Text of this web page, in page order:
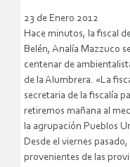
23 de Enero 2012
Hace minutos, la fiscal
Belén, Analía Mazzuco
centenar de
de la Alumbrera. «La
secretaria de la fiscalía
retiremos mañana al
la agrupación Pueblos
Desde el viernes
provenientes de las